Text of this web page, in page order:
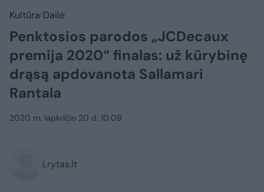
Kultūra Dailė
Penktosios parodos „JCDecaux
premija 2020“ finalas: už kūrybinę
drąsą apdovanota Sallamari
Rantala
2020 m. lapkričio 20 d. 10:09
Lrytas.lt